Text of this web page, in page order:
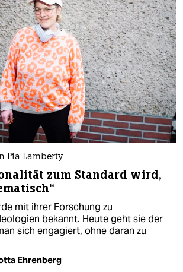
Pia Lamberty
zum Standard wird,
mit ihrer Forschung zu
bekannt. Heute geht sie der
sich engagiert, ohne daran zu
Ehrenberg